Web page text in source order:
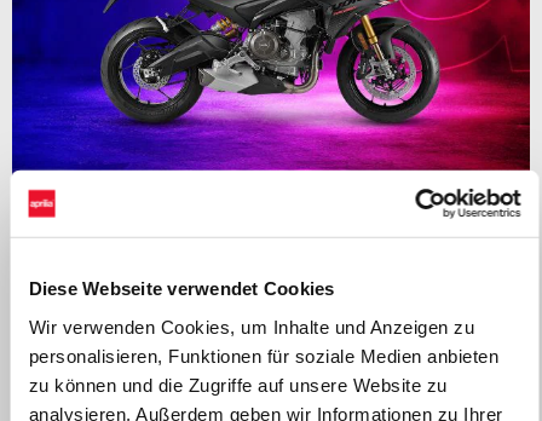
Diese Webseite verwendet Cookies
Wir verwenden Cookies, um Inhalte und Anzeigen zu
personalisieren, Funktionen für soziale Medien anbieten
zu können und die Zugriffe auf unsere Website zu
analysieren. Außerdem geben wir Informationen zu Ihrer
Gültig bis31 August 2026
ab 0% finanzieren